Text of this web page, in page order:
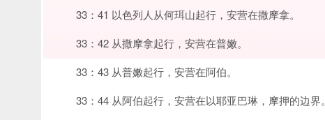
33：41 以色列人从何珥山起行，安营在撒摩拿。
33：42 从撒摩拿起行，安营在普嫩。
33：43 从普嫩起行，安营在阿伯。
33：44 从阿伯起行，安营在以耶亚巴琳，摩押的边界。